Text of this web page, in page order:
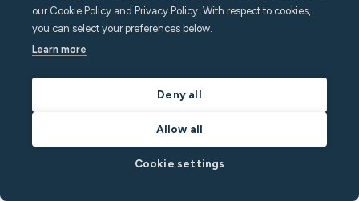
Anexe recibos originais, extratos de cartão de crédito
ou confirmações de pedidos. Se eles não estiverem
disponíveis, use registros bancários ou listagens
3. Tire fotos nítidas e com data e hora
Fotografe cada item e superfície danificados de vários
ângulos. Os carimbos de data e hora são essenciais.
our Cookie Policy and Privacy Policy. With respect to cookies,
you can select your preferences below.
Learn more
Deny all
Allow all
Cookie settings